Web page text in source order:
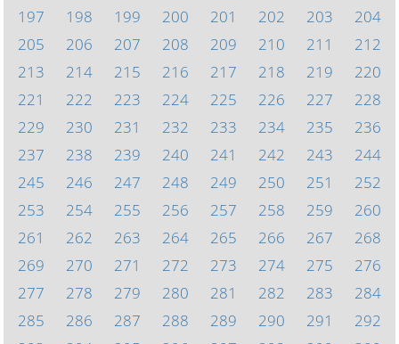
197
198 199 200 201 202 203
204
205
206 207 208 209 210 211
212
213
214 215 216 217 218 219
220
221
222 223 224 225 226 227
228
229
230 231 232 233 234 235
236
237
238 239 240 241 242 243
244
245
246 247 248 249 250 251
252
253
254 255 256 257 258 259
260
261
262 263 264 265 266 267
268
269
270 271 272 273 274 275
276
277
278 279 280 281 282 283
284
285
286 287 288 289 290 291
292